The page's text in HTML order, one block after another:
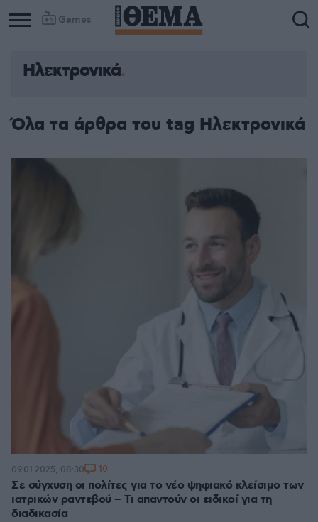
Games
Ηλεκτρονικά
Όλα τα άρθρα του tag Ηλεκτρονικά
Σε σύγχυση οι πολίτες για το νέο ψηφιακό κλείσιμο των
ιατρικών ραντεβού – Τι απαντούν οι ειδικοί για τη
διαδικασία
09.01.2025, 08:30 10